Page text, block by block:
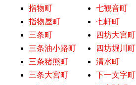
指物町
指物屋町
三条町
三条油小路町
三条猪熊町
三条大宮町
七観音町
七軒町
四坊大宮町
四坊堀川町
清水町
下一文字町